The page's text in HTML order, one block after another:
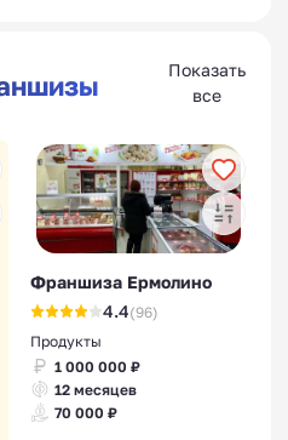
Показать
все
Франшиза Ермолино
4.4(96)
Продукты
1 000 000 ₽
12 месяцев
70 000 ₽